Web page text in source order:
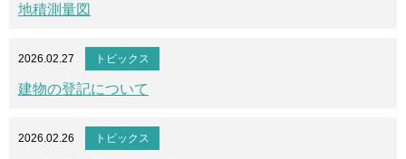
地積測量図
2026.02.27 トピックス
建物の登記について
2026.02.26 トピックス